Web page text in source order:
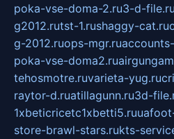
poka-vse-doma-2.ru3-d-file.ru
g2012.rutst-1.rushaggy-cat.ru
g-2012.ruops-mgr.ru
poka-vse-doma2.ru
tehosmotre.ruvarieta-yug.ru
raytor-d.ruatillagunn.ru3d-
1xbeticricetc1xbetti5.ru
store-brawl-stars.rukts-